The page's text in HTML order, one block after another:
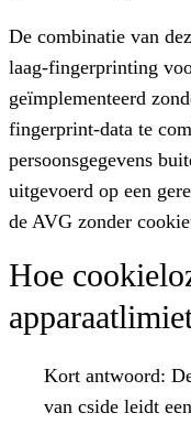
De combinatie van
laag-fingerprinting
geïmplementeerd
fingerprint-data te
persoonsgegevens
uitgevoerd op een
de AVG zonder
Hoe
Kort antwoord:
van cside leidt